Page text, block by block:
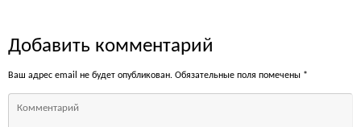
Добавить комментарий
Ваш адрес email не будет опубликован. Обязательные поля помечены *